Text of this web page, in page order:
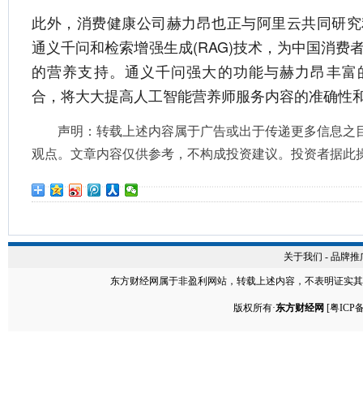
此外，消费健康公司赫力昂也正与阿里云共同研
通义千问和检索增强生成(RAG)技术，为中国消费
的营养支持。通义千问强大的功能与赫力昂丰
合，将大大提高人工智能营养师服务内容的准确性
声明：转载上述内容属于广告或出于传递更多信息之
观点。文章内容仅供参考，不构成投资建议。投资者据此
关于我们 - 品牌推
东方财经网 属于非盈利网站，转载上述内容，不表明证实
版权所有·东方财经网 [粤ICP